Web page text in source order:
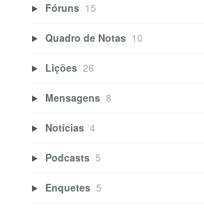
Fóruns 15
Quadro de Notas 10
Lições 26
Mensagens 8
Notícias 4
Podcasts 5
Enquetes 5